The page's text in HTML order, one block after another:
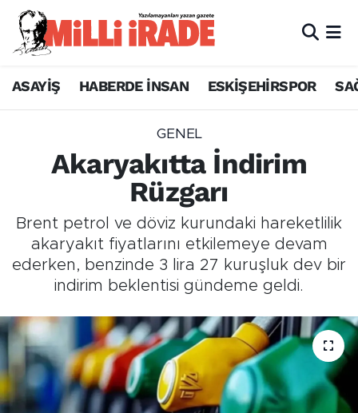
ASAYİŞ HABERDE İNSAN ESKİŞEHİRSPOR
GENEL
Akaryakıtta İndirim
Rüzgarı
Brent petrol ve döviz kurundaki hareketlilik
akaryakıt fiyatlarını etkilemeye devam
ederken, benzinde 3 lira 27 kuruşluk dev bir
indirim beklentisi gündeme geldi.